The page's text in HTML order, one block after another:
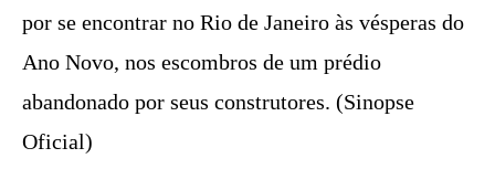
por se encontrar no Rio de Janeiro às vésperas do
Ano Novo, nos escombros de um prédio
abandonado por seus construtores. (Sinopse
Oficial)